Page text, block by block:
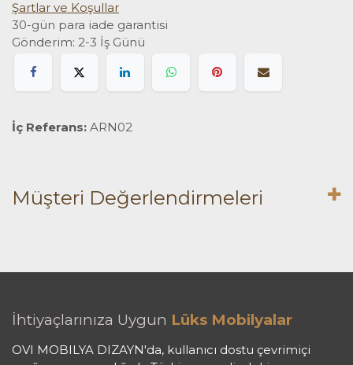
Şartlar ve Koşullar
30-gün para iade garantisi
Gönderim: 2-3 İş Günü
İç Referans: ARN02
Müşteri Değerlendirmeleri
İhtiyaçlarınıza Uygun Lüks Mobilyalar
OVI MOBILYA DIZAYN'da, kullanıcı dostu çevrimiçi